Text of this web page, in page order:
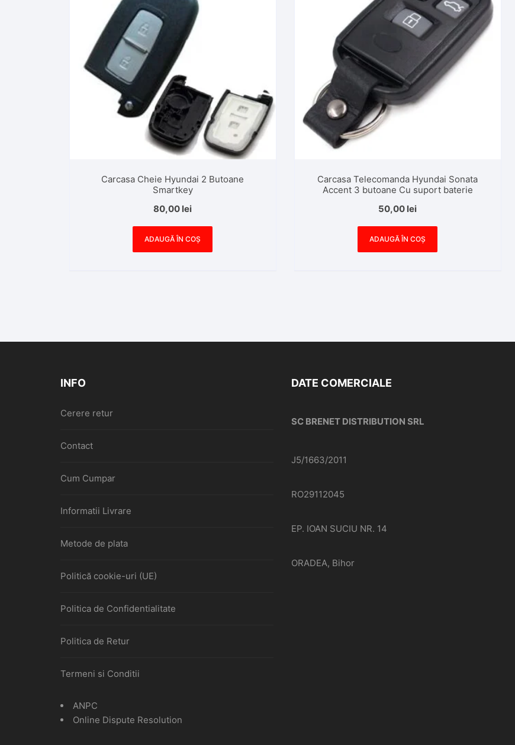
Carcasa Cheie Hyundai 2 Butoane
Smartkey
80,00 lei
ADAUGĂ ÎN COȘ
Carcasa Telecomanda Hyundai Sonata
Accent 3 butoane Cu suport baterie
50,00 lei
ADAUGĂ ÎN COȘ
INFO
Cerere retur
Contact
Cum Cumpar
Informatii Livrare
Metode de plata
Politică cookie-uri (UE)
Politica de Confidentialitate
Politica de Retur
Termeni si Conditii
ANPC
Online Dispute Resolution
DATE COMERCIALE
SC BRENET DISTRIBUTION SRL
J5/1663/2011
RO29112045
EP. IOAN SUCIU NR. 14
ORADEA, Bihor